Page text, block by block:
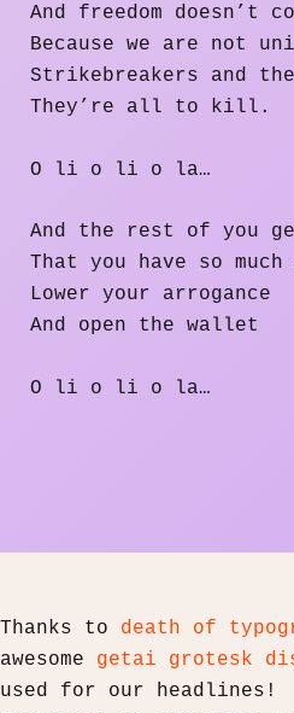
And freedom doesn’t
Because we are not
Strikebreakers and
They’re all to kill.
O li o li o la…
And the rest of you
That you have so
Lower your arrogance
And open the wallet
O li o li o la…
Thanks to death of
awesome getai grotesk
used for our headlines!